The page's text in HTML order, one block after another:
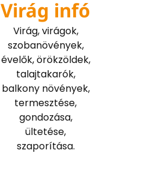
Virág infó
Virág, virágok,
szobanövények,
évelők, örökzöldek,
talajtakarók,
balkony növények,
termesztése,
gondozása,
ültetése,
szaporítása.